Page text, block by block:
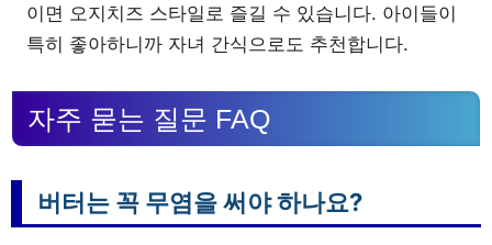
이면 오지치즈 스타일로 즐길 수 있습니다. 아이들이
특히 좋아하니까 자녀 간식으로도 추천합니다.
자주 묻는 질문 FAQ
버터는 꼭 무염을 써야 하나요?